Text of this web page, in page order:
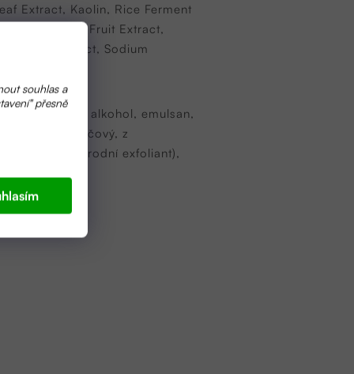
souhlas a
přesně
Extract, Kaolin, Rice Ferment
Citrus Limon Fruit Extract,
Extract, Sodium
cetyl alkohol, emulsan,
pomerančový, z
(zlatý přírodní exfoliant),